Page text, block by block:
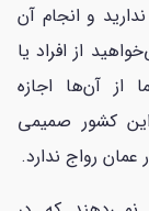
و انجام آن
از افراد یا
از آن‌ها اجازه
کشور صمیمی
رواج ندارد.